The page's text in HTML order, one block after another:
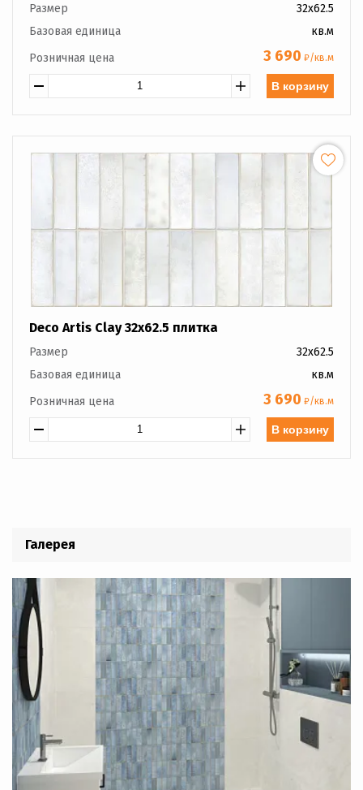
Размер
32x62.5
Базовая единица
кв.м
Розничная цена
3 690 ₽/кв.м
В корзину
Deco Artis Clay 32x62.5 плитка
Размер
32x62.5
Базовая единица
кв.м
Розничная цена
3 690 ₽/кв.м
В корзину
Галерея